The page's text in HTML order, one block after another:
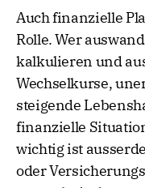
Auch finanzielle
Rolle. Wer
kalkulieren und
Wechselkurse,
steigende
finanzielle
wichtig ist
oder